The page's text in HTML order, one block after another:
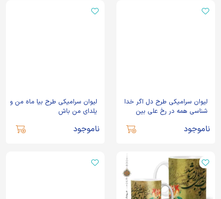
لیوان سرامیکی طرح دل اگر خدا
شناسی همه در رخ علی بین
ناموجود
لیوان سرامیکی طرح بیا ماه من و
یلدای من باش
ناموجود